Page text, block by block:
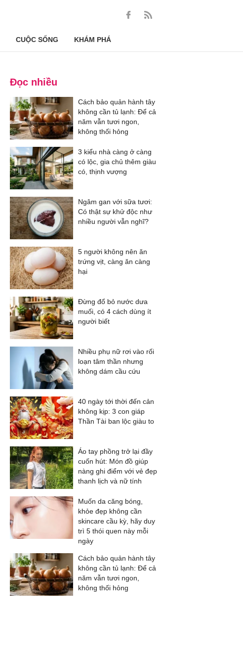
CUỘC SỐNG KHÁM PHÁ
Đọc nhiều
Cách bảo quản hành tây
không cần tủ lạnh: Để cả
năm vẫn tươi ngon,
không thối hỏng
3 kiểu nhà càng ở càng
có lộc, gia chủ thêm giàu
có, thịnh vượng
Ngâm gan với sữa tươi:
Có thật sự khử độc như
nhiều người vẫn nghĩ?
5 người không nên ăn
trứng vịt, càng ăn càng
hại
Đừng đổ bỏ nước dưa
muối, có 4 cách dùng ít
người biết
Nhiều phụ nữ rơi vào rối
loạn tâm thần nhưng
không dám cầu cứu
40 ngày tới thời đến cản
không kịp: 3 con giáp
Thần Tài ban lộc giàu to
Áo tay phồng trở lại đầy
cuốn hút: Món đồ giúp
nàng ghi điểm với vẻ đẹp
thanh lịch và nữ tính
Muốn da căng bóng,
khỏe đẹp không cần
skincare cầu kỳ, hãy duy
trì 5 thói quen này mỗi
ngày
Cách bảo quản hành tây
không cần tủ lạnh: Để cả
năm vẫn tươi ngon,
không thối hỏng